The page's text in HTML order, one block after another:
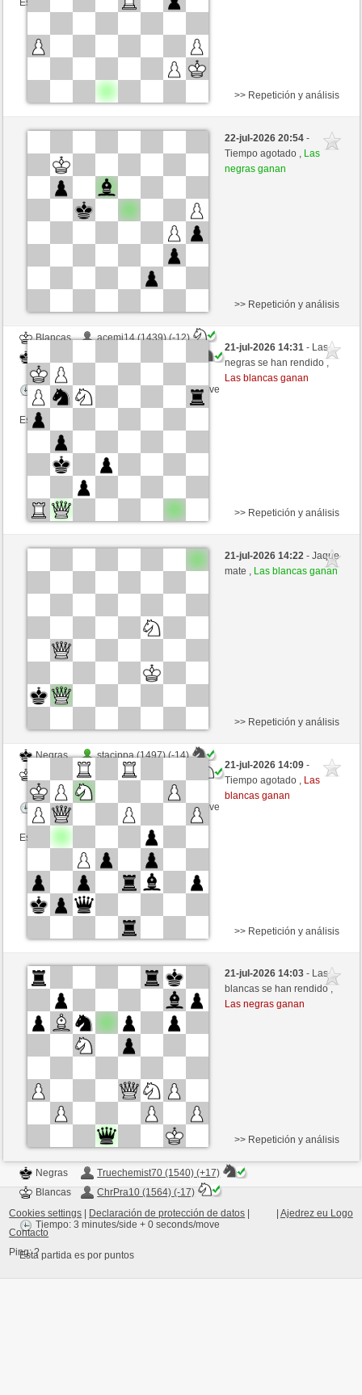
Esta partida es por puntos
Negras
jun744 (1423) (+21)
Tiempo: 4 minutes/side + 0 seconds/move
Esta partida es por puntos
>> Repetición y análisis
22-jul-2026 20:54-
Tiempo agotado , Las
negras ganan
Blancas
acemi14 (1439) (-12)
Tiempo: 2 minutes/side + 0 seconds/move
Esta partida es por puntos
>> Repetición y análisis
21-jul-2026 14:31- Las
negras se han rendido ,
Las blancas ganan
Blancas
gimmy52 (1466) (+20)
ChrPra10 (1548) (-20)
>> Repetición y análisis
21-jul-2026 14:22- Jaque
mate , Las blancas ganan
Negras
stacippa (1497) (-14)
ChrPra10 (1534) (+14)
Tiempo: 5 minutes/side + 0 seconds/move
Esta partida es por puntos
>> Repetición y análisis
21-jul-2026 14:09-
Tiempo agotado , Las
blancas ganan
Blancas
boersch70 (1617) (+13)
Negras
ChrPra10 (1547) (-13)
Tiempo: 3 minutes/side + 0 seconds/move
Esta partida es por puntos
>> Repetición y análisis
21-jul-2026 14:03- Las
blancas se han rendido ,
Las negras ganan
Negras
Truechemist70 (1540) (+17)
Blancas
ChrPra10 (1564) (-17)
Tiempo: 3 minutes/side + 0 seconds/move
Esta partida es por puntos
>> Repetición y análisis
Ajedrez eu Logo
Cookies settings Declaración de protección de datos
Contacto
Ping:?